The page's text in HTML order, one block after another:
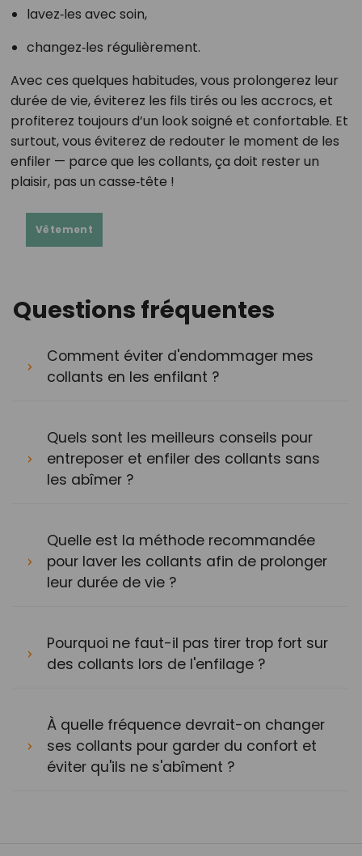
lavez‑les avec soin,
changez‑les régulièrement.
Avec ces quelques habitudes, vous prolongerez leur
durée de vie, éviterez les fils tirés ou les accrocs, et
profiterez toujours d’un look soigné et confortable. Et
surtout, vous éviterez de redouter le moment de les
enfiler — parce que les collants, ça doit rester un
plaisir, pas un casse‑tête !
Vêtement
Questions fréquentes
Comment éviter d'endommager mes
collants en les enfilant ?
Quels sont les meilleurs conseils pour
entreposer et enfiler des collants sans
les abîmer ?
Quelle est la méthode recommandée
pour laver les collants afin de prolonger
leur durée de vie ?
Pourquoi ne faut-il pas tirer trop fort sur
des collants lors de l'enfilage ?
À quelle fréquence devrait-on changer
ses collants pour garder du confort et
éviter qu'ils ne s'abîment ?